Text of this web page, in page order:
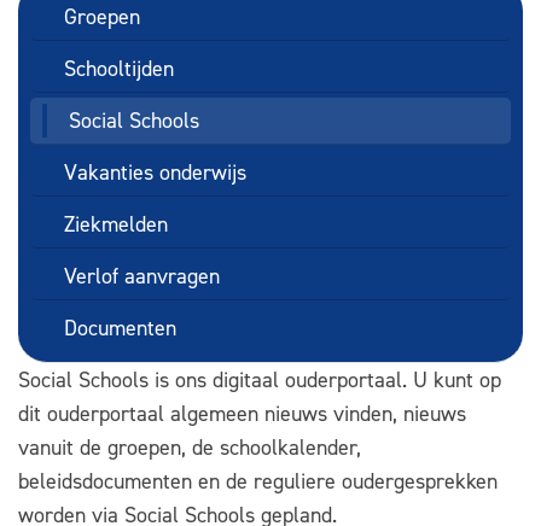
Groepen
Schooltijden
Social Schools
Vakanties onderwijs
Ziekmelden
Verlof aanvragen
Documenten
Social Schools is ons digitaal ouderportaal. U kunt op
dit ouderportaal algemeen nieuws vinden, nieuws
vanuit de groepen, de schoolkalender,
beleidsdocumenten en de reguliere oudergesprekken
worden via Social Schools gepland.